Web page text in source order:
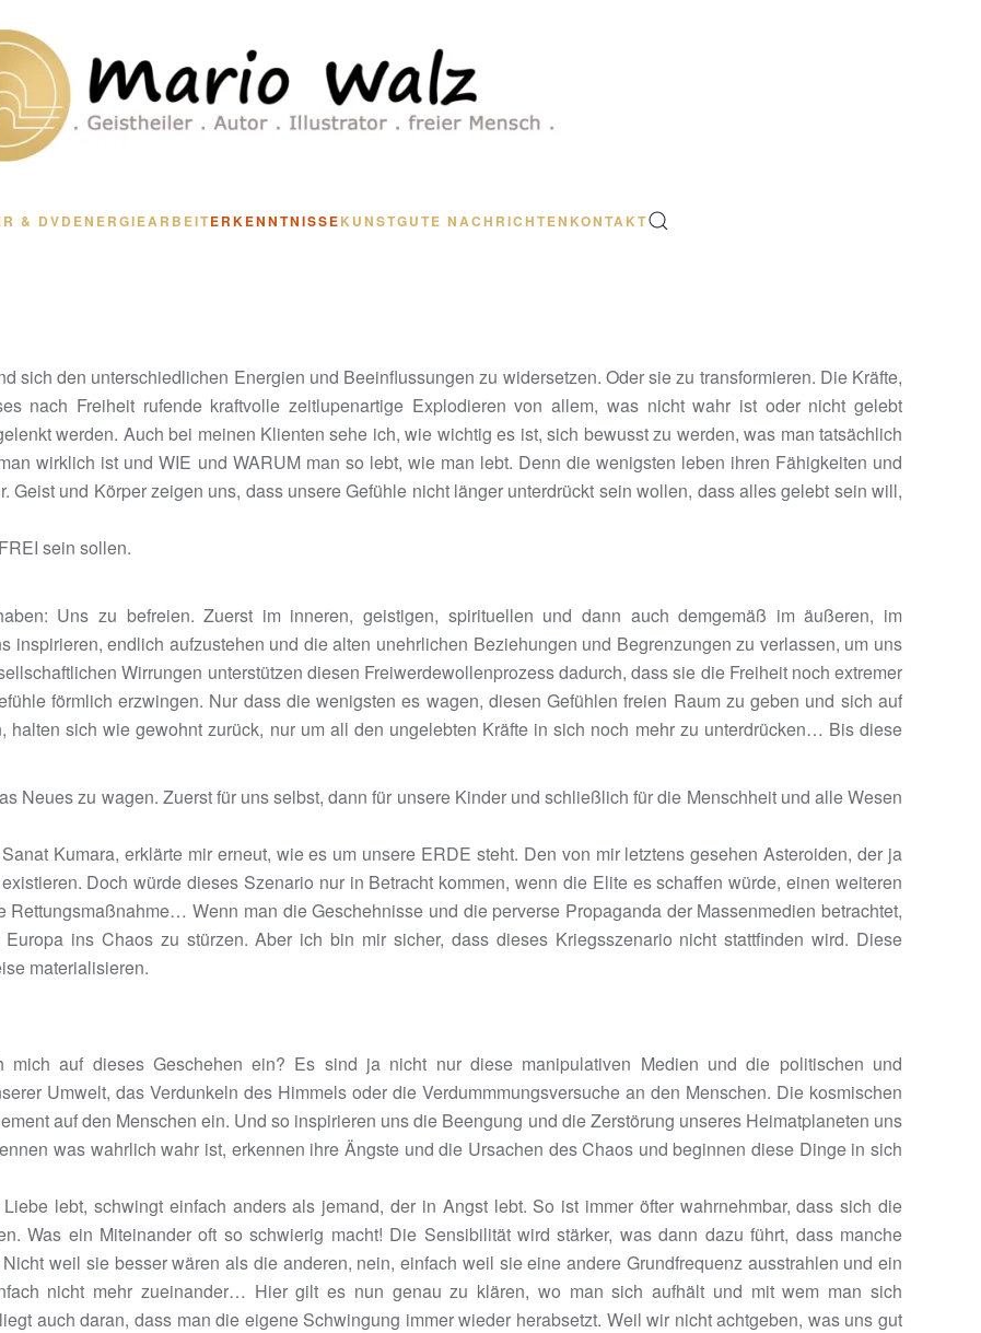
& DVD ENERGIEARBEITERKENNTNISSEKUNSTGUTE NACHRICHTEN KONTAKT
sich den unterschiedlichen Energien und Beeinflussungen zu widersetzen. Oder sie zu transformieren. Die Kräfte,
nach Freiheit rufende kraftvolle zeitlupenartige Explodieren von allem, was nicht wahr ist oder nicht gelebt
werden. Auch bei meinen Klienten sehe ich, wie wichtig es ist, sich bewusst zu werden, was man tatsächlich
wirklich ist und WIE und WARUM man so lebt, wie man lebt. Denn die wenigsten leben ihren Fähigkeiten und
Geist und Körper zeigen uns, dass unsere Gefühle nicht länger unterdrückt sein wollen, dass alles gelebt sein will,
sein sollen.
Uns zu befreien. Zuerst im inneren, geistigen, spirituellen und dann auch demgemäß im äußeren, im
inspirieren, endlich aufzustehen und die alten unehrlichen Beziehungen und Begrenzungen zu verlassen, um uns
Wirrungen unterstützen diesen Freiwerdewollenprozess dadurch, dass sie die Freiheit noch extremer
förmlich erzwingen. Nur dass die wenigsten es wagen, diesen Gefühlen freien Raum zu geben und sich auf
halten sich wie gewohnt zurück, nur um all den ungelebten Kräfte in sich noch mehr zu unterdrücken… Bis diese
Neues zu wagen. Zuerst für uns selbst, dann für unsere Kinder und schließlich für die Menschheit und alle Wesen
Kumara, erklärte mir erneut, wie es um unsere ERDE steht. Den von mir letztens gesehen Asteroiden, der ja
Doch würde dieses Szenario nur in Betracht kommen, wenn die Elite es schaffen würde, einen weiteren
Wenn man die Geschehnisse und die perverse Propaganda der Massenmedien betrachtet,
ins Chaos zu stürzen. Aber ich bin mir sicher, dass dieses Kriegsszenario nicht stattfinden wird. Diese
materialisieren.
auf dieses Geschehen ein? Es sind ja nicht nur diese manipulativen Medien und die politischen und
Umwelt, das Verdunkeln des Himmels oder die Verdummmungsversuche an den Menschen. Die kosmischen
auf den Menschen ein. Und so inspirieren uns die Beengung und die Zerstörung unseres Heimatplaneten uns
was wahrlich wahr ist, erkennen ihre Ängste und die Ursachen des Chaos und beginnen diese Dinge in sich
lebt, schwingt einfach anders als jemand, der in Angst lebt. So ist immer öfter wahrnehmbar, dass sich die
Was ein Miteinander oft so schwierig macht! Die Sensibilität wird stärker, was dann dazu führt, dass manche
weil sie besser wären als die anderen, nein, einfach weil sie eine andere Grundfrequenz ausstrahlen und ein
nicht mehr zueinander… Hier gilt es nun genau zu klären, wo man sich aufhält und mit wem man sich
auch daran, dass man die eigene Schwingung immer wieder herabsetzt. Weil wir nicht achtgeben, was uns gut